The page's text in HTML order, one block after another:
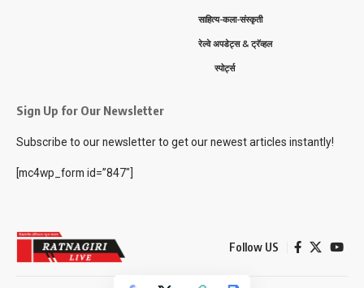
साहित्य-कला-संस्कृती
रेल्वे अपडेट्स & ट्रॅव्हल
स्पोर्ट्स
Sign Up for Our Newsletter
Subscribe to our newsletter to get our newest articles instantly!
[mc4wp_form id=”847″]
Follow US